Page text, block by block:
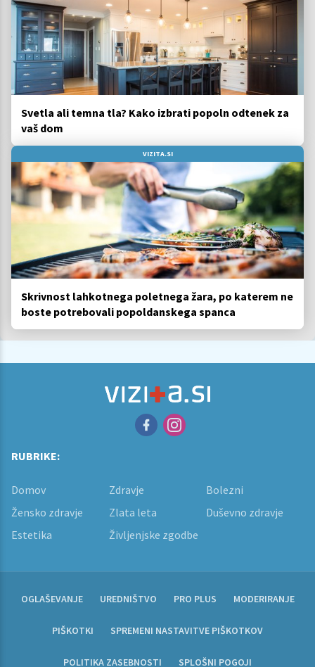
Svetla ali temna tla? Kako izbrati popoln odtenek za
vaš dom
VIZITA.SI
Skrivnost lahkotnega poletnega žara, po katerem ne
boste potrebovali popoldanskega spanca
RUBRIKE:
Domov Zdravje
Bolezni
Žensko zdravje
Zlata leta
Duševno zdravje
Estetika
Življenjske zgodbe
OGLAŠEVANJE UREDNIŠTVO PRO PLUS MODERIRANJE
PIŠKOTKI SPREMENI NASTAVITVE PIŠKOTKOV
POLITIKA ZASEBNOSTI SPLOŠNI POGOJI